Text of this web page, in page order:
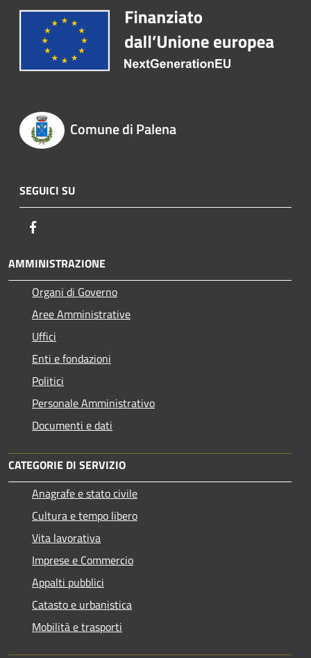
Comune di Palena
SEGUICI SU
AMMINISTRAZIONE
Organi di Governo
Aree Amministrative
Uffici
Enti e fondazioni
Politici
Personale Amministrativo
Documenti e dati
CATEGORIE DI SERVIZIO
Anagrafe e stato civile
Cultura e tempo libero
Vita lavorativa
Imprese e Commercio
Appalti pubblici
Catasto e urbanistica
Mobilità e trasporti